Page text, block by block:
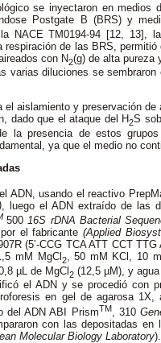
se inyectaron en
Postgate B (BRS) y
NACE TM0194-94 [12, 13],
de las BRS,
con N2(g) de alta pureza
varias diluciones se
el aislamiento y preservación
dado que el ataque del H2S
la presencia de estos
ya que el medio no
ADN, usando el reactivo
, luego el ADN extraído de las
50016S rDNA Bacterial
el fabricante (Applied
(5’-CCG TCA ATT CCT
mM MgCl 2, 50 mM KCl, 10
µL de MgCl 2 (12,5 µM), y
el ADN y se procedió con
en gel de agarosa
del ADN ABI PrismTM, 310
con las depositadas
Molecular Biology Laboratory).